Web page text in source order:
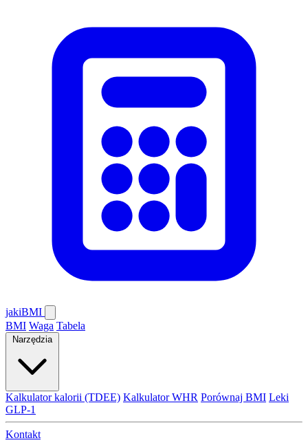
jakiBMI
BMI Waga Tabela
Narzędzia
Kalkulator kalorii (TDEE) Kalkulator WHR Porównaj BMI Leki
GLP-1
Kontakt